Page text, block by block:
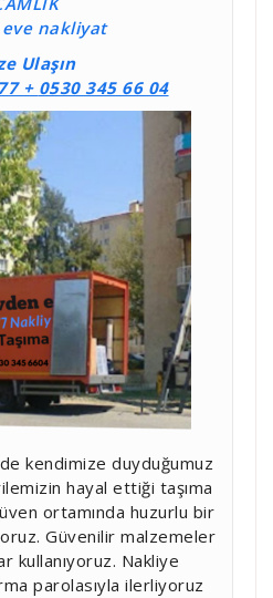
nakliyat
Ulaşın
+ 0530 345 66 04
kendimize duyduğumuz
hayal ettiği taşıma
ortamında huzurlu bir
Güvenilir malzemeler
kullanıyoruz. Nakliye
parolasıyla ilerliyoruz